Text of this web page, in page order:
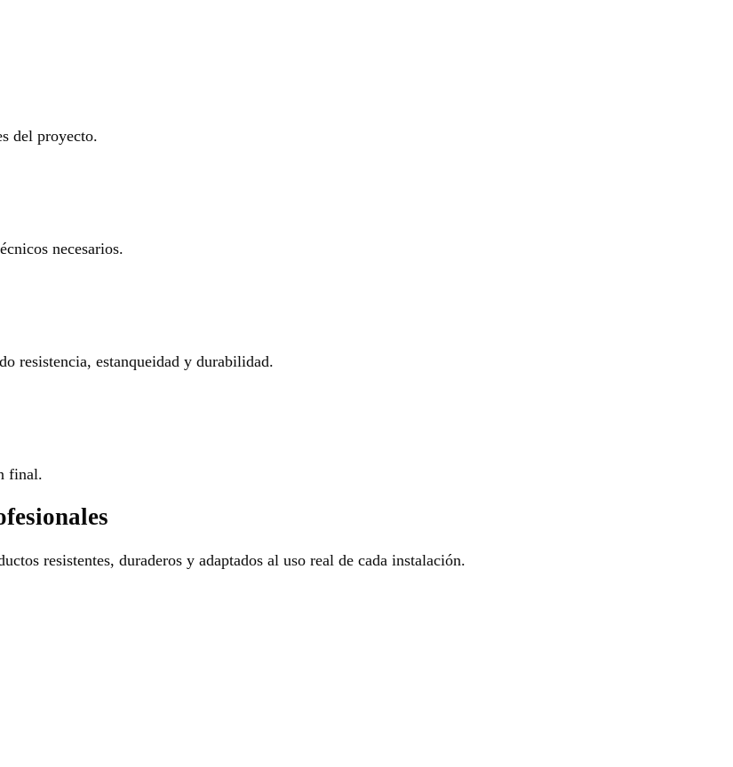
del proyecto.
necesarios.
resistencia, estanqueidad y durabilidad.
final.
resistentes, duraderos y adaptados al uso real de cada instalación.